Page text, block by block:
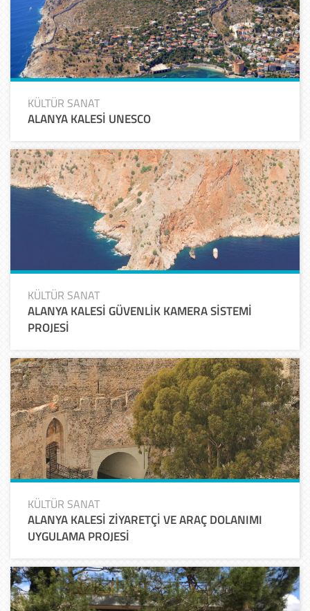
KÜLTÜR SANAT
ALANYA KALESİ UNESCO
KÜLTÜR SANAT
ALANYA KALESİ GÜVENLİK KAMERA SİSTEMİ
PROJESİ
KÜLTÜR SANAT
ALANYA KALESİ ZİYARETÇİ VE ARAÇ DOLANIMI
UYGULAMA PROJESİ